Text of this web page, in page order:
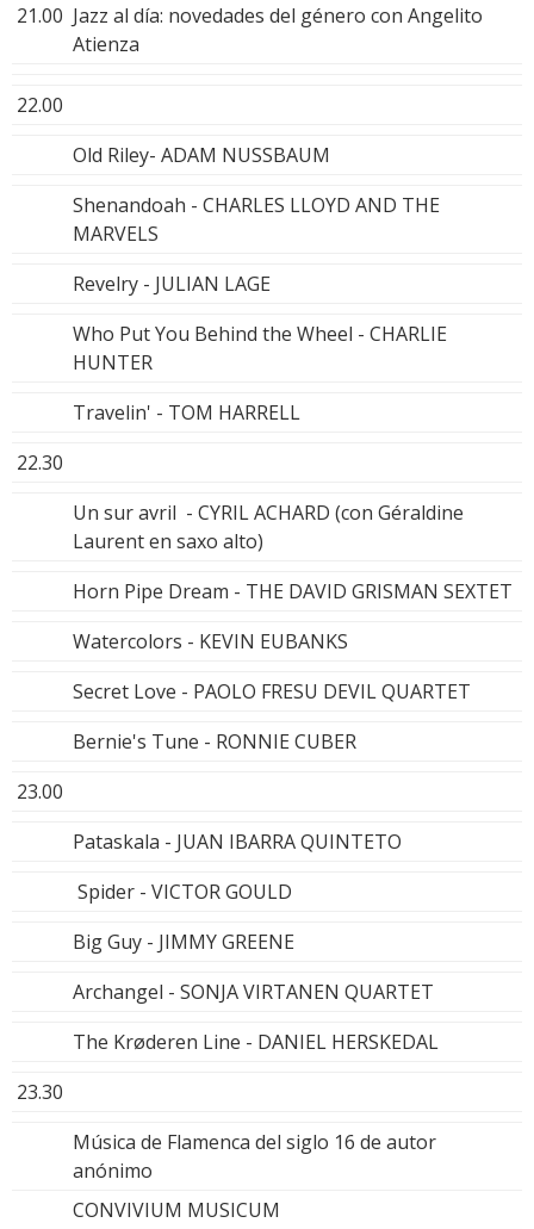
21.00 Jazz al día: novedades del género con Angelito
Atienza
22.00
Old Riley- ADAM NUSSBAUM
Shenandoah - CHARLES LLOYD AND THE
MARVELS
Revelry - JULIAN LAGE
Who Put You Behind the Wheel - CHARLIE
HUNTER
Travelin' - TOM HARRELL
22.30
Un sur avril - CYRIL ACHARD (con Géraldine
Laurent en saxo alto)
Horn Pipe Dream - THE DAVID GRISMAN SEXTET
Watercolors - KEVIN EUBANKS
Secret Love - PAOLO FRESU DEVIL QUARTET
Bernie's Tune - RONNIE CUBER
23.00
Pataskala - JUAN IBARRA QUINTETO
Spider - VICTOR GOULD
Big Guy - JIMMY GREENE
Archangel - SONJA VIRTANEN QUARTET
The Krøderen Line - DANIEL HERSKEDAL
23.30
Música de Flamenca del siglo 16 de autor
anónimo
CONVIVIUM MUSICUM